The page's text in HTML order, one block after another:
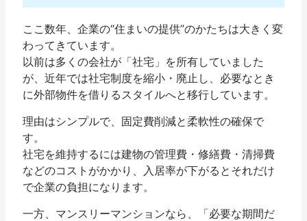
ここ数年、企業の“住まいの提供”のかたちは大きく変
わってきています。
以前は多くの会社が「社宅」を所有していました
が、近年では社宅制度を縮小・廃止 し、必要なとき
に外部物件を借りるスタイルへと移行しています。
理由はシンプルで、 固定費削減と柔軟性の確保で
す。
社宅を維持するには建物の管理費・修繕費・清掃費
などのコストがかかり、入居率が下がるとそれだけ
で企業の負担になります。
一方、マンスリーマンションなら、「必要な期間だ